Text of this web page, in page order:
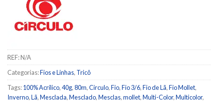
REF:N/A
Categorias:Fios e Linhas, Tricô
Tags:100% Acrílico,40g,80m,Circulo,Fio,Fio 3/6,Fio de Lã,Fio Mollet,
Inverno,Lã,Mesclada,Mesclado,Mesclas,mollet,Multi-Color,Multicolor,